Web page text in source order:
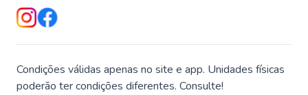
Condições válidas apenas no site e app. Unidades físicas
poderão ter condições diferentes. Consulte!